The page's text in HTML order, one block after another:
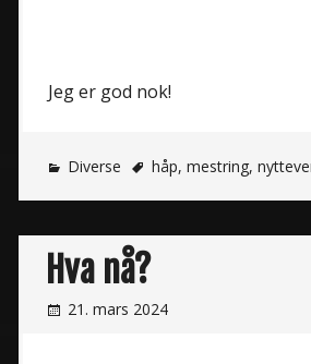
Jeg er god nok!
Diverse håp, mestring,
Hva nå?
21. mars 2024